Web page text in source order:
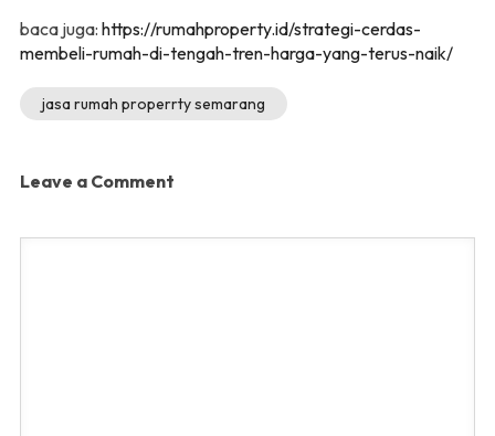
baca juga: https://rumahproperty.id/strategi-cerdas-
membeli-rumah-di-tengah-tren-harga-yang-terus-naik/
jasa rumah properrty semarang
Leave a Comment